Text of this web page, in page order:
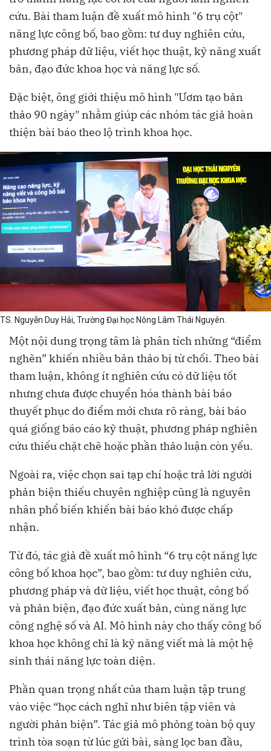
cứu. Bài tham luận đề xuất mô hình "6 trụ cột"
năng lực công bố, bao gồm: tư duy nghiên cứu,
phương pháp dữ liệu, viết học thuật, kỹ năng xuất
bản, đạo đức khoa học và năng lực số.
Đặc biệt, ông giới thiệu mô hình "Ươm tạo bản
thảo 90 ngày" nhằm giúp các nhóm tác giả hoàn
thiện bài báo theo lộ trình khoa học.
TS. Nguyễn Duy Hải, Trường Đại học Nông Lâm Thái Nguyên.
Một nội dung trọng tâm là phân tích những “điểm
nghẽn” khiến nhiều bản thảo bị từ chối. Theo bài
tham luận, không ít nghiên cứu có dữ liệu tốt
nhưng chưa được chuyển hóa thành bài báo
thuyết phục do điểm mới chưa rõ ràng, bài báo
quá giống báo cáo kỹ thuật, phương pháp nghiên
cứu thiếu chặt chẽ hoặc phần thảo luận còn yếu.
Ngoài ra, việc chọn sai tạp chí hoặc trả lời người
phản biện thiếu chuyên nghiệp cũng là nguyên
nhân phổ biến khiến bài báo khó được chấp
nhận.
Từ đó, tác giả đề xuất mô hình “6 trụ cột năng lực
công bố khoa học”, bao gồm: tư duy nghiên cứu,
phương pháp và dữ liệu, viết học thuật, công bố
và phản biện, đạo đức xuất bản, cùng năng lực
công nghệ số và AI. Mô hình này cho thấy công bố
khoa học không chỉ là kỹ năng viết mà là một hệ
sinh thái năng lực toàn diện.
Phần quan trọng nhất của tham luận tập trung
vào việc “học cách nghĩ như biên tập viên và
người phản biện”. Tác giả mô phỏng toàn bộ quy
trình tòa soạn từ lúc gửi bài, sàng lọc ban đầu,